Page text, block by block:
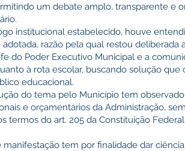
um debate amplo, transparente e
institucional estabelecido, houve
razão pela qual restou deliberada
do Poder Executivo Municipal e a
à rota escolar, buscando solução
educacional.
do tema pelo Município tem
e orçamentários da Administração,
termos do art. 205 da Constituição
manifestação tem por finalidade dar